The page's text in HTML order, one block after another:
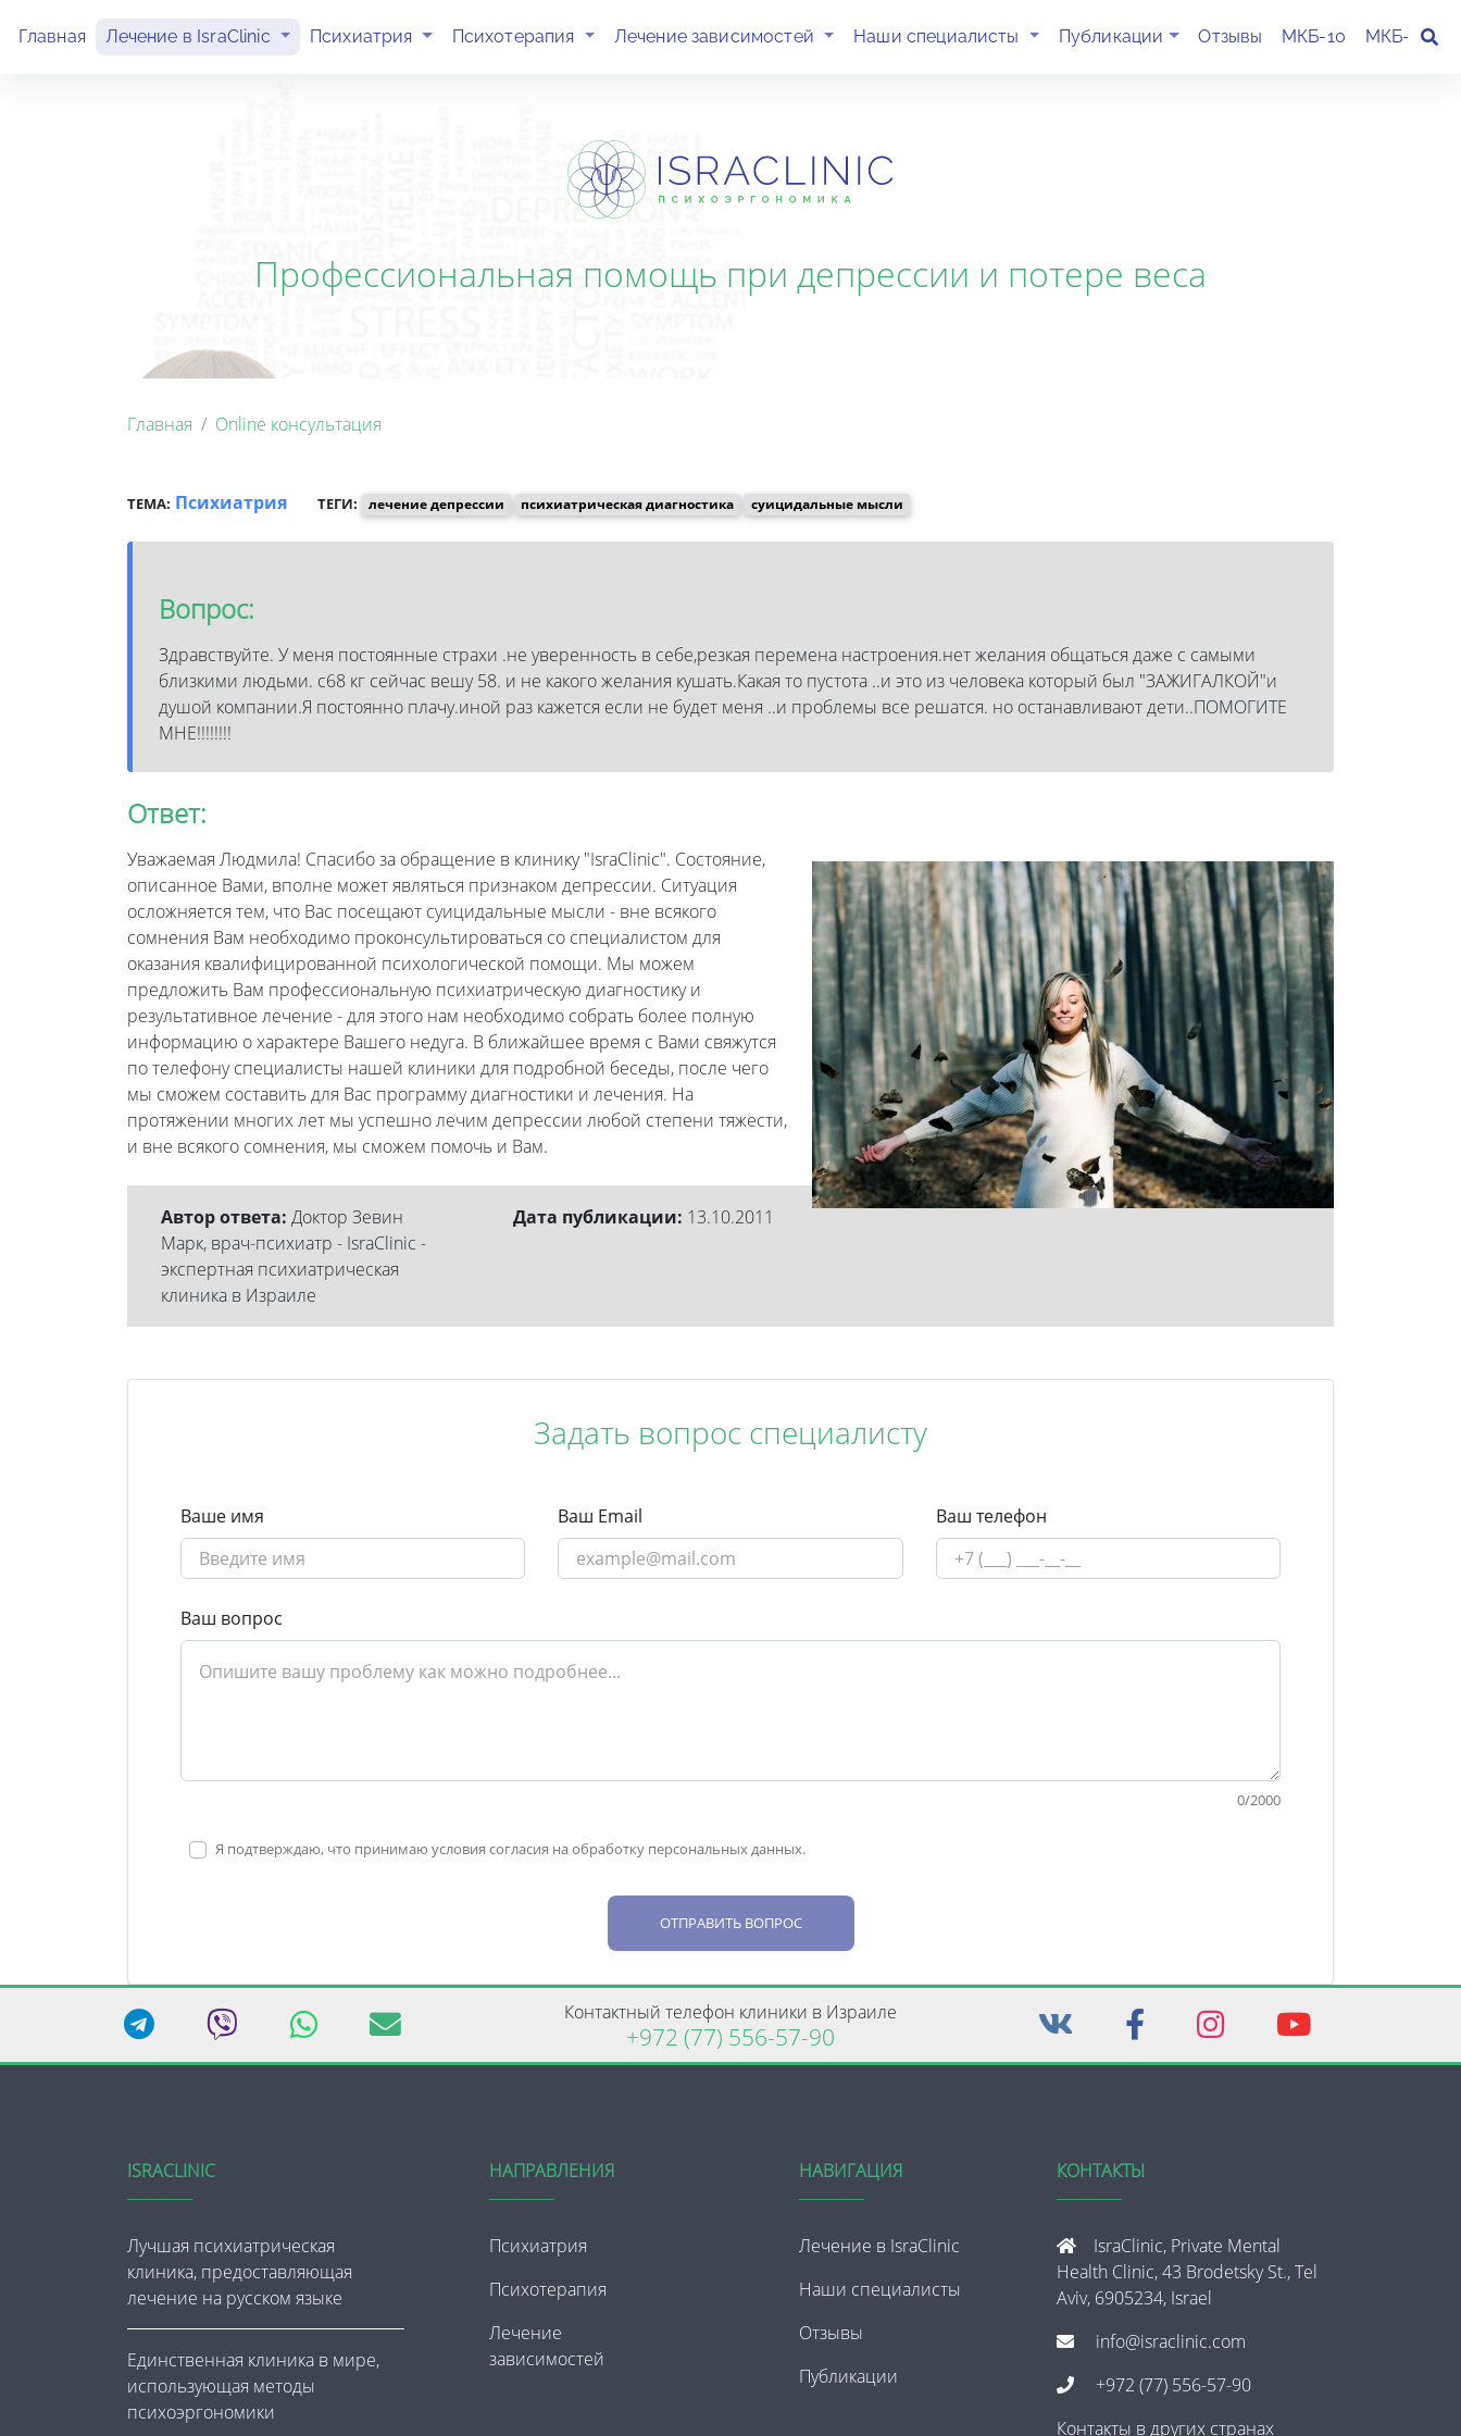
Главная Лечение в IsraClinic (current)Психиатрия (current)Психотерапия (current)Лечение зависимостей (current)Наши специалисты (current)Публикации Отзывы МКБ-10 МКБ-11
Профессиональная помощь при депрессии и потере веса
Главная Online консультация
ТЕМА: Психиатрия ТЕГИ: лечение депрессии психиатрическая диагностика суицидальные мысли
Вопрос:
Здравствуйте. У меня постоянные страхи .не уверенность в себе,резкая перемена настроения.нет желания общаться даже с самыми
близкими людьми. с68 кг сейчас вешу 58. и не какого желания кушать.Какая то пустота ..и это из человека который был "ЗАЖИГАЛКОЙ"и
душой компании.Я постоянно плачу.иной раз кажется если не будет меня ..и проблемы все решатся. но останавливают дети..ПОМОГИТЕ
МНЕ!!!!!!!!
Ответ:
Уважаемая Людмила! Спасибо за обращение в клинику "IsraClinic". Состояние,
описанное Вами, вполне может являться признаком депрессии. Ситуация
осложняется тем, что Вас посещают суицидальные мысли - вне всякого
сомнения Вам необходимо проконсультироваться со специалистом для
оказания квалифицированной психологической помощи. Мы можем
предложить Вам профессиональную психиатрическую диагностику и
результативное лечение - для этого нам необходимо собрать более полную
информацию о характере Вашего недуга. В ближайшее время с Вами свяжутся
по телефону специалисты нашей клиники для подробной беседы, после чего
мы сможем составить для Вас программу диагностики и лечения. На
протяжении многих лет мы успешно лечим депрессии любой степени тяжести,
и вне всякого сомнения, мы сможем помочь и Вам.
Автор ответа: Доктор Зевин
Марк, врач-психиатр - IsraClinic -
экспертная психиатрическая
клиника в Израиле
Дата публикации: 13.10.2011
Задать вопрос специалисту
Ваше имя Ваш Email Ваш телефон
Ваш вопрос
0/2000
Я подтверждаю, что принимаю условия согласия на обработку персональных данных.
ОТПРАВИТЬ ВОПРОС
Контактный телефон клиники в Израиле
+972 (77) 556-57-90
ISRACLINIC
Лучшая психиатрическая
клиника, предоставляющая
лечение на русском языке
Единственная клиника в мире,
использующая методы
психоэргономики
НАПРАВЛЕНИЯ
Психиатрия
Психотерапия
Лечение
зависимостей
НАВИГАЦИЯ
Лечение в IsraClinic
Наши специалисты
Отзывы
Публикации
КОНТАКТЫ
IsraClinic, Private Mental
Health Clinic, 43 Brodetsky St., Tel
Aviv, 6905234, Israel
info@israclinic.com
+972 (77) 556-57-90
Контакты в других странах